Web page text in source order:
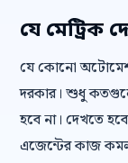
যে মেট্রিক
যে কোনো
দরকার। শুধু
হবে না। দেখতে
এজেন্টের কাজ